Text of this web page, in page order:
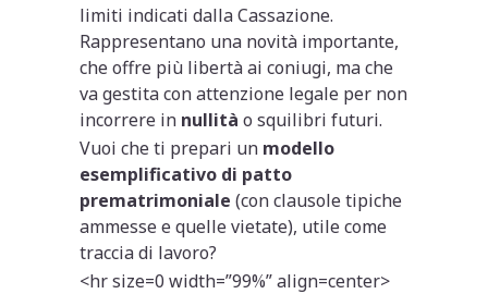
limiti indicati dalla Cassazione.
Rappresentano una novità importante,
che offre più libertà ai coniugi, ma che
va gestita con attenzione legale per non
incorrere in nullità o squilibri futuri.
Vuoi che ti prepari un modello
esemplificativo di patto
prematrimoniale (con clausole tipiche
ammesse e quelle vietate), utile come
traccia di lavoro?
<hr size=0 width=”99%” align=center>